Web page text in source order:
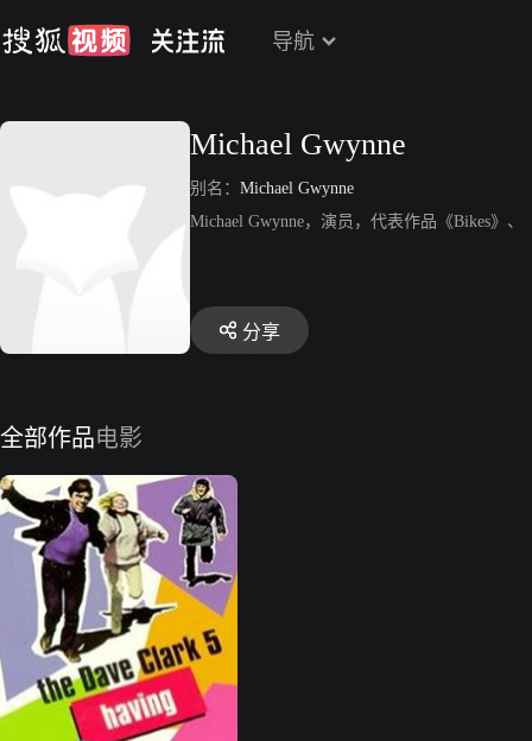
导航
Michael Gwynne
别名： Michael Gwynne
Michael Gwynne，演员，代表作品《Bikes》、
分享
全部作品电影